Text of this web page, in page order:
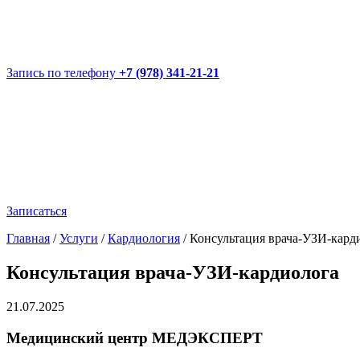
Запись по телефону +7 (978) 341-21-21
Записаться
Главная /Услуги /Кардиология /Консультация врача-УЗИ-
Консультация врача-УЗИ-кардиолога
21.07.2025
Медицинский центр МЕДЭКСПЕРТ